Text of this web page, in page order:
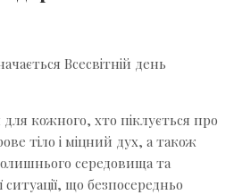
Всесвітній день
кожного, хто піклується про
тіло і міцний дух, а також
середовища та
що безпосередньо